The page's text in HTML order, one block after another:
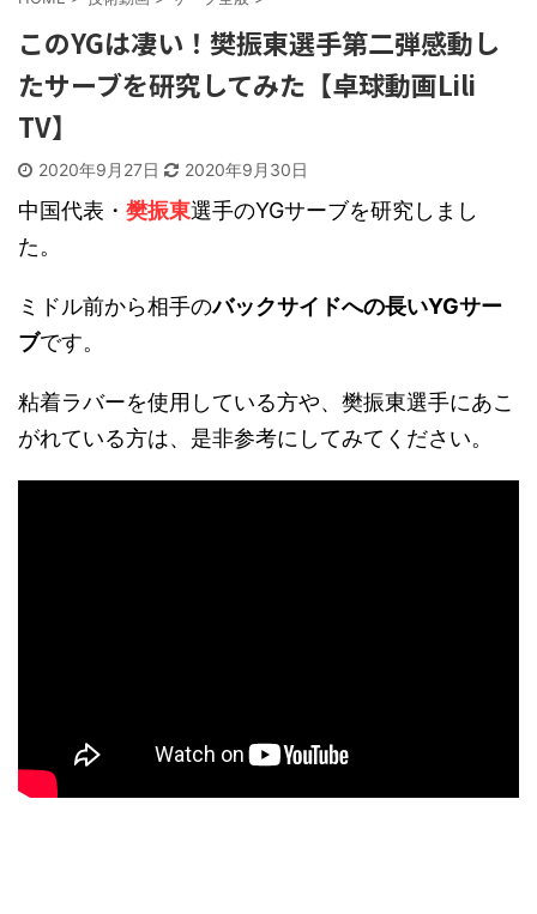
このYGは凄い！樊振東選手第二弾感動し
たサーブを研究してみた【卓球動画Lili
TV】
2020年9月27日 2020年9月30日
中国代表・ 樊振東選手のYGサーブを研究しまし
た。
ミドル前から相手のバックサイドへの長いYGサー
ブです。
粘着ラバーを使用している方や、樊振東選手にあこ
がれている方は、是非参考にしてみてください。